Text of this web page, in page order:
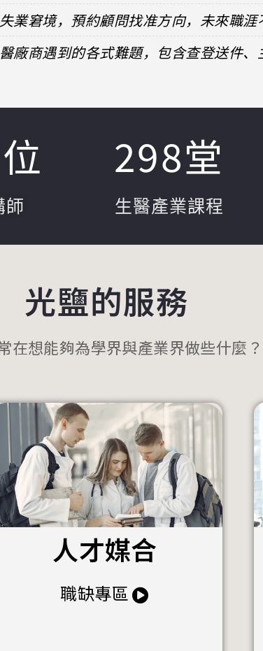
業窘境，預約顧問找准方向，未來職涯
廠商遇到的各式難題，包含查登送件
師
位
生醫產業課程
298堂
光鹽的服務
在想能夠為學界與產業界做些什麼？
人才媒合
職缺專區